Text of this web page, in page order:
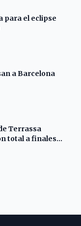
para el eclipse
a Barcelona
Terrassa
total a finales